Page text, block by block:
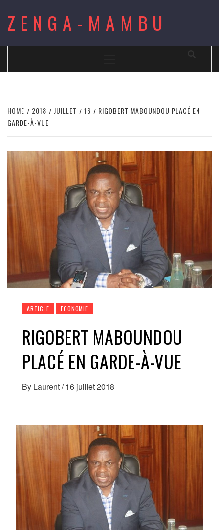
content
ZENGA-MAMBU
HOME 2018 JUILLET 16
RIGOBERT MABOUNDOU PLACÉ EN
GARDE-À-VUE
ARTICLE ECONOMIE
RIGOBERT MABOUNDOU
PLACÉ EN GARDE-À-VUE
By Laurent/ 16 juillet 2018